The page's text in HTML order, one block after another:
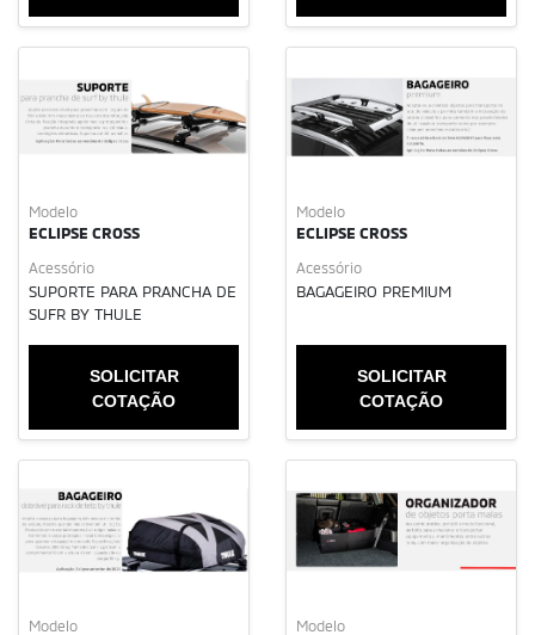
Modelo
ECLIPSE CROSS
Acessório
SUPORTE PARA PRANCHA DE
SUFR BY THULE
SOLICITAR
COTAÇÃO
Modelo
ECLIPSE CROSS
Acessório
BAGAGEIRO PREMIUM
SOLICITAR
COTAÇÃO
Modelo Modelo